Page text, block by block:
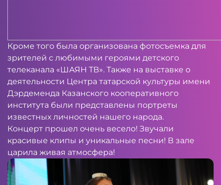
Кроме того была организована фотосъемка для
зрителей с любимыми героями детского
телеканала «ШАЯН ТВ». Также на выставке о
деятельности Центра татарской культуры имени
Дэрдеменда Казанского кооперативного
института были представлены портреты
известных личностей нашего народа.
Концерт прошел очень весело! Звучали
красивые клипы и уникальные песни! В зале
царила живая атмосфера!